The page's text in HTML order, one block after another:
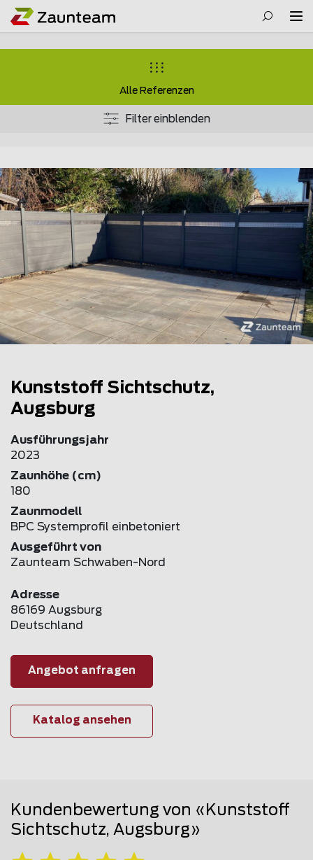
Alle Referenzen
Filter einblenden
Kunststoff Sichtschutz,
Augsburg
Ausführungsjahr
2023
Zaunhöhe (cm)
180
Zaunmodell
BPC Systemprofil einbetoniert
Ausgeführt von
Zaunteam Schwaben-Nord
Adresse
86169 Augsburg
Deutschland
Angebot anfragen
Katalog ansehen
Kundenbewertung von «Kunststoff
Sichtschutz, Augsburg»